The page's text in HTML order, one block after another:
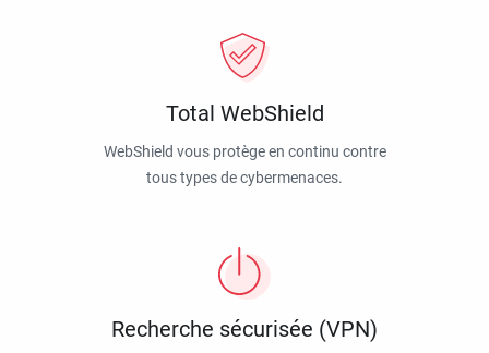
Total WebShield
WebShield vous protège en continu contre
tous types de cybermenaces.
Recherche sécurisée (VPN)